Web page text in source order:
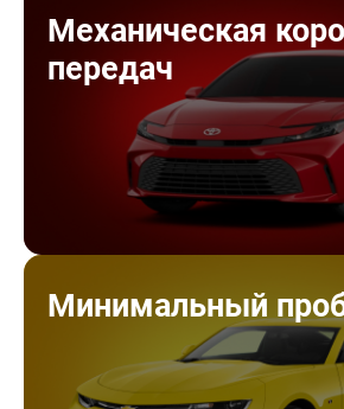
Механическая
передач
Минимальный